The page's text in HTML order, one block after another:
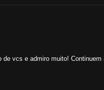
de vcs e admiro muito! Continuem